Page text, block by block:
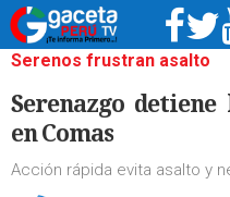
Serenos frustran asalto
Serenazgo
en Comas
Acción rápida evita asalto y